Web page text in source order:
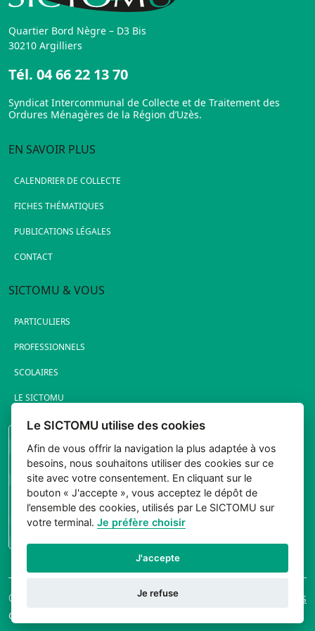
Quartier Bord Nègre – D3 Bis
30210 Argilliers
Tél. 04 66 22 13 70
Syndicat Intercommunal de Collecte et de Traitement des
Ordures Ménagères de la Région d’Uzès.
EN SAVOIR PLUS
CALENDRIER DE COLLECTE
FICHES THÉMATIQUES
PUBLICATIONS LÉGALES
CONTACT
SICTOMU & VOUS
PARTICULIERS
PROFESSIONNELS
SCOLAIRES
LE SICTOMU
PORTAIL ÉLUS
CONNEXION
© 2026 Sictomu. Tout
droits réservés.
Mentions légales
Le SICTOMU utilise des cookies
Afin de vous offrir la navigation la plus adaptée à vos
besoins, nous souhaitons utiliser des cookies sur ce
site avec votre consentement. En cliquant sur le
bouton « J'accepte », vous acceptez le dépôt de
l’ensemble des cookies, utilisés par Le SICTOMU sur
votre terminal.Je préfère choisir
J'accepte
Je refuse